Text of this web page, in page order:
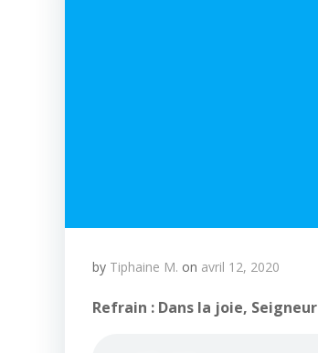
by Tiphaine M. on avril 12, 2020
Refrain : Dans la joie,